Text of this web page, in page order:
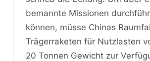
bemannte Missionen
können, müsse Chinas
Trägerraketen für Nutzlasten
20 Tonnen Gewicht zur